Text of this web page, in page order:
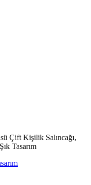
Çift Kişilik Salıncağı,
Tasarım